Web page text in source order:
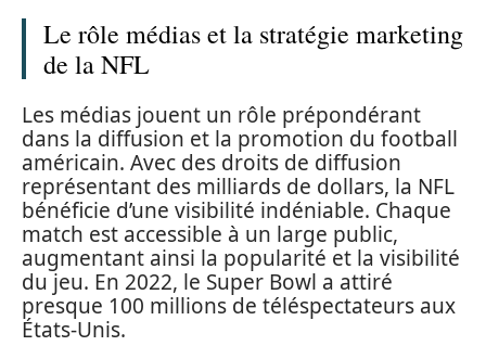
Le rôle médias et la stratégie marketing
de la NFL
Les médias jouent un rôle prépondérant
dans la diffusion et la promotion du football
américain. Avec des droits de diffusion
représentant des milliards de dollars, la NFL
bénéficie d’une visibilité indéniable. Chaque
match est accessible à un large public,
augmentant ainsi la popularité et la visibilité
du jeu. En 2022, le Super Bowl a attiré
presque 100 millions de téléspectateurs aux
États-Unis.